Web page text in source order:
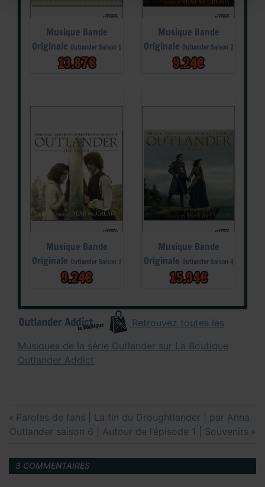
Musique Bande
Originale Outlander Saison 1
13.87€
Musique Bande
Originale Outlander Saison 2
9.24€
Musique Bande
Originale Outlander Saison 3
9.24€
Musique Bande
Originale Outlander Saison 4
15.94€
Retrouvez toutes les
Musiques de la série Outlander sur La Boutique
Outlander Addict
Navigation
de
l’article
Previous
Post:
Paroles de fans | La fin du Droughtlander | par Anna
Next
Outlander saison 6 | Autour de l’épisode 1 | Souvenirs
3 COMMENTAIRES